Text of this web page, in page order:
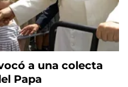
a una colecta
Papa